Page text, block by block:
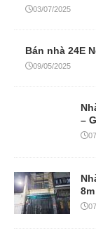
03/07/2025
Bán nhà 24E
09/05/2025
–